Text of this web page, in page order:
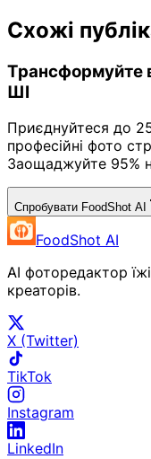
Схожі
Трансформуйте
ШІ
Приєднуйтеся до
професійні фото
Заощаджуйте 95%
Спробувати FoodShot AI
FoodShot AI
AI фоторедактор
креаторів.
X (Twitter)
TikTok
Instagram
LinkedIn